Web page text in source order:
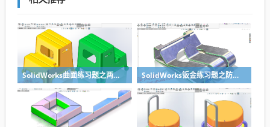
SolidWorks曲面练习题之两步踢凳建模，看似曲面实则特征 SolidWorks钣金练习题之防松档卡建模，钣金命令综合练习